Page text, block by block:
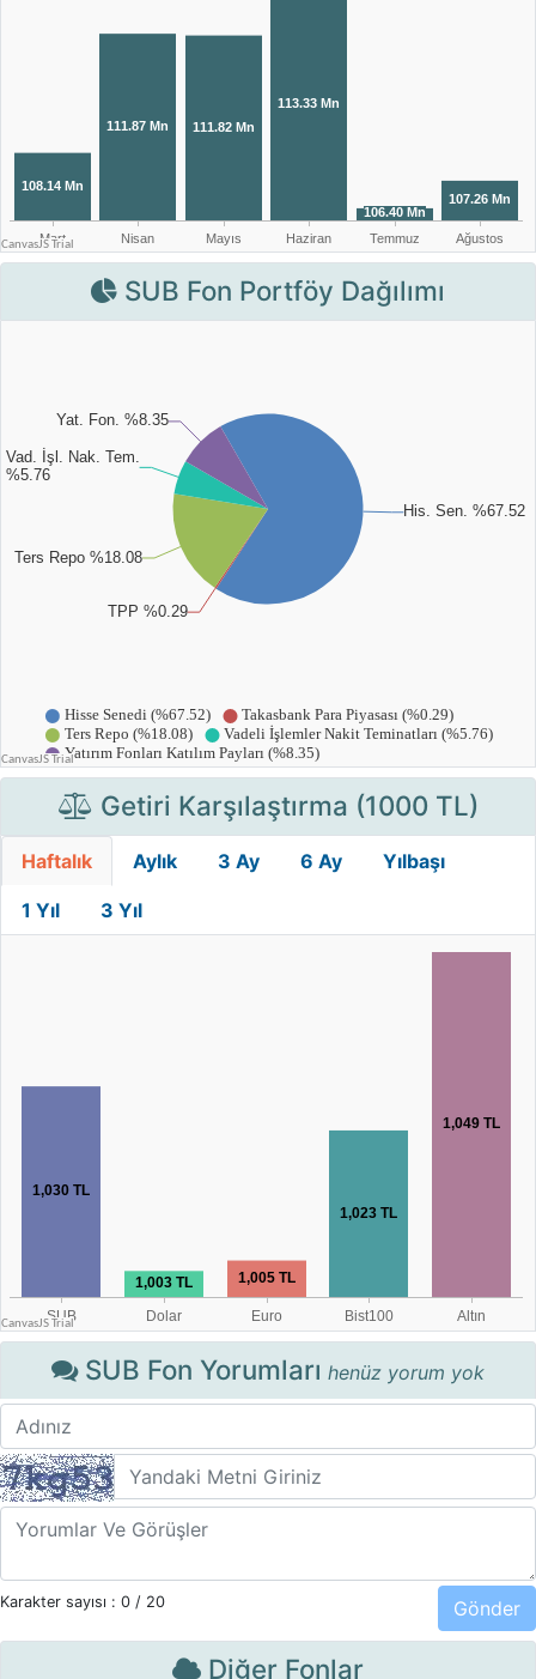
SUB Fon Portföy Dağılımı
Getiri Karşılaştırma (1000 TL)
Haftalık Aylık 3 Ay 6 Ay Yılbaşı
1 Yıl 3 Yıl
SUB Fon Yorumları henüz yorum yok
Karakter sayısı : 0 / 20
Diğer Fonlar